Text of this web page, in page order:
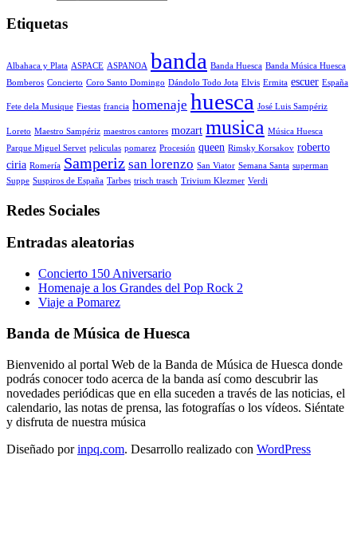
Etiquetas
Albahaca y Plata ASPACE ASPANOA banda Banda Huesca Banda Música Huesca
Bomberos Concierto Coro Santo Domingo Dándolo Todo Jota Elvis Ermita escuer España
Fete dela Musique Fiestas francia homenaje huesca José Luis Sampériz
Loreto Maestro Sampériz maestros cantores mozart musica Música Huesca
Parque Miguel Servet peliculas pomarez Procesión queen Rimsky Korsakov roberto
ciria Romería Samperiz san lorenzo San Viator Semana Santa superman
Suppe Suspiros de España Tarbes trisch trasch Trivium Klezmer Verdi
Redes Sociales
Entradas aleatorias
Concierto 150 Aniversario
Homenaje a los Grandes del Pop Rock 2
Viaje a Pomarez
Banda de Música de Huesca
Bienvenido al portal Web de la Banda de Música de Huesca donde
podrás conocer todo acerca de la banda así como descubrir las
novedades periódicas que en ella suceden a través de las noticias, el
calendario, las notas de prensa, las fotografías o los vídeos. Siéntate
y disfruta de nuestra música
Diseñado porinpq.com. Desarrollo realizado con WordPress